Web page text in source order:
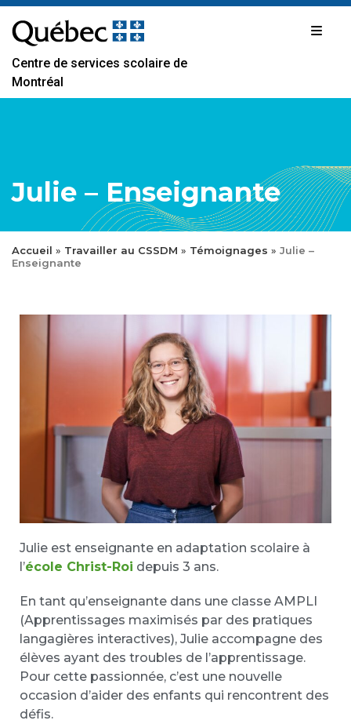
au
contenu
Centre de services scolaire de
Montréal
Julie – Enseignante
Accueil » Travailler au CSSDM » Témoignages » Julie –
Enseignante
Julie est enseignante en adaptation scolaire à
l’école Christ-Roi depuis 3 ans.
En tant qu’enseignante dans une classe AMPLI
(Apprentissages maximisés par des pratiques
langagières interactives), Julie accompagne des
élèves ayant des troubles de l’apprentissage.
Pour cette passionnée, c’est une nouvelle
occasion d’aider des enfants qui rencontrent des
défis.